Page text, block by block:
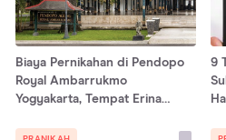
Biaya Pernikahan di Pendopo
Royal Ambarrukmo
Yogyakarta, Tempat Erina
9